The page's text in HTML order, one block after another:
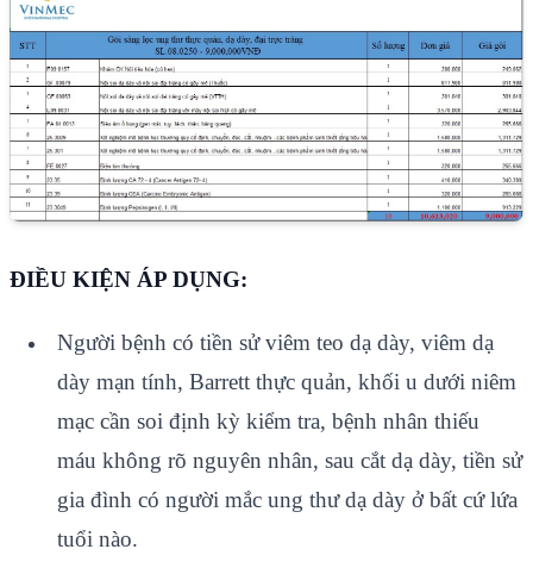
ĐIỀU KIỆN ÁP DỤNG:
Người bệnh có tiền sử viêm teo dạ dày, viêm dạ
dày mạn tính, Barrett thực quản, khối u dưới niêm
mạc cần soi định kỳ kiểm tra, bệnh nhân thiếu
máu không rõ nguyên nhân, sau cắt dạ dày, tiền sử
gia đình có người mắc ung thư dạ dày ở bất cứ lứa
tuổi nào.